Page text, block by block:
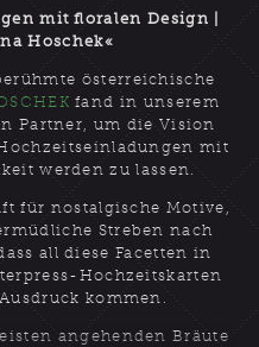
mit floralen Design |
Hoschek«
österreichische
fand in unserem
Partner, um die Vision
mit
werden zu lassen.
für nostalgische Motive,
Streben nach
all diese Facetten in
Hochzeitskarten
kommen.
angehenden Bräute